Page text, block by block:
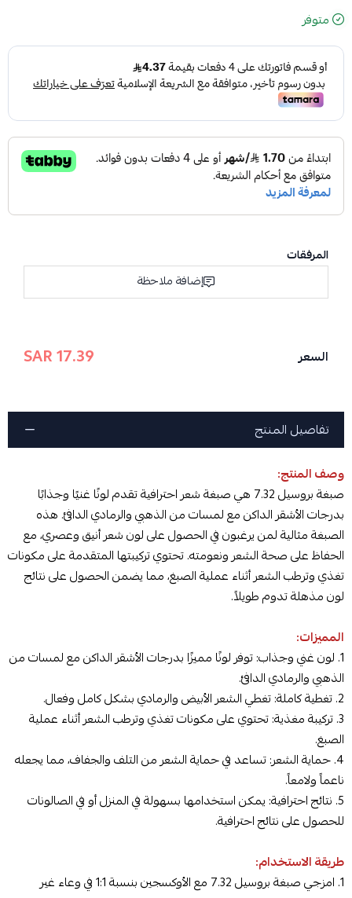
متوفر
المرفقات
إضافة ملاحظة
السعر 17.39 SAR
تفاصيل المنتج
وصف المنتج:
صبغة بروسيل 7.32 هي صبغة شعر احترافية تقدم لونًا غنيًا وجذابًا
بدرجات الأشقر الداكن مع لمسات من الذهبي والرمادي الدافئ. هذه
الصبغة مثالية لمن يرغبون في الحصول على لون شعر أنيق وعصري، مع
الحفاظ على صحة الشعر ونعومته. تحتوي تركيبتها المتقدمة على مكونات
تغذي وترطب الشعر أثناء عملية الصبغ، مما يضمن الحصول على نتائج
لون مذهلة تدوم طويلاً.
المميزات:
1. لون غني وجذاب: توفر لونًا مميزًا بدرجات الأشقر الداكن مع لمسات من
الذهبي والرمادي الدافئ.
2. تغطية كاملة: تغطي الشعر الأبيض والرمادي بشكل كامل وفعال.
3. تركيبة مغذية: تحتوي على مكونات تغذي وترطب الشعر أثناء عملية
الصبغ.
4. حماية الشعر: تساعد في حماية الشعر من التلف والجفاف، مما يجعله
ناعماً ولامعاً.
5. نتائج احترافية: يمكن استخدامها بسهولة في المنزل أو في الصالونات
للحصول على نتائج احترافية.
طريقة الاستخدام:
1. امزجي صبغة بروسيل 7.32 مع الأوكسجين بنسبة 1:1 في وعاء غير